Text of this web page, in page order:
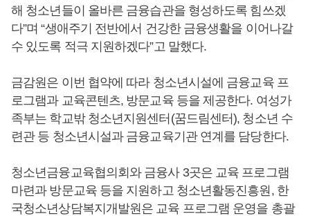
해 청소년들이 올바른 금융습관을 형성하도록 힘쓰겠
다”며 “생애주기 전반에서 건강한 금융생활을 이어나갈
수 있도록 적극 지원하겠다”고 말했다.
금감원은 이번 협약에 따라 청소년시설에 금융교육 프
로그램과 교육콘텐츠, 방문교육 등을 제공한다. 여성가
족부는 학교밖 청소년지원센터(꿈드림센터), 청소년 수
련관 등 청소년시설과 금융교육기관 연계를 담당한다.
청소년금융교육협의회와 금융사 3곳은 교육 프로그램
마련과 방문교육 등을 지원하고 청소년활동진흥원, 한
국청소년상담복지개발원은 교육 프로그램 운영을 총괄